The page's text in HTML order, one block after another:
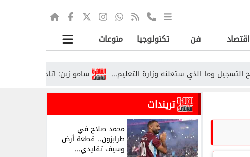
اقتصاد فن تكنولوجيا منوعات
سامو زين: اتاخد مني 20 أغنية.. وبقيت أسجلها قانونيًا قبل ما أشتغل...
تريندات
محمد صلاح في
طرابزون.. قطعة أرض
وسيف تقليدي...